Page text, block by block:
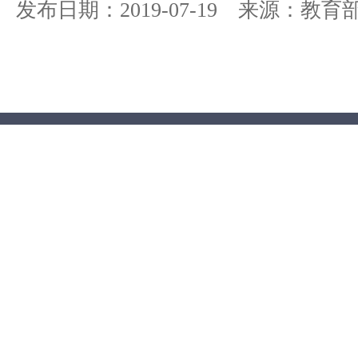
发布日期：2019-07-19 来源：教